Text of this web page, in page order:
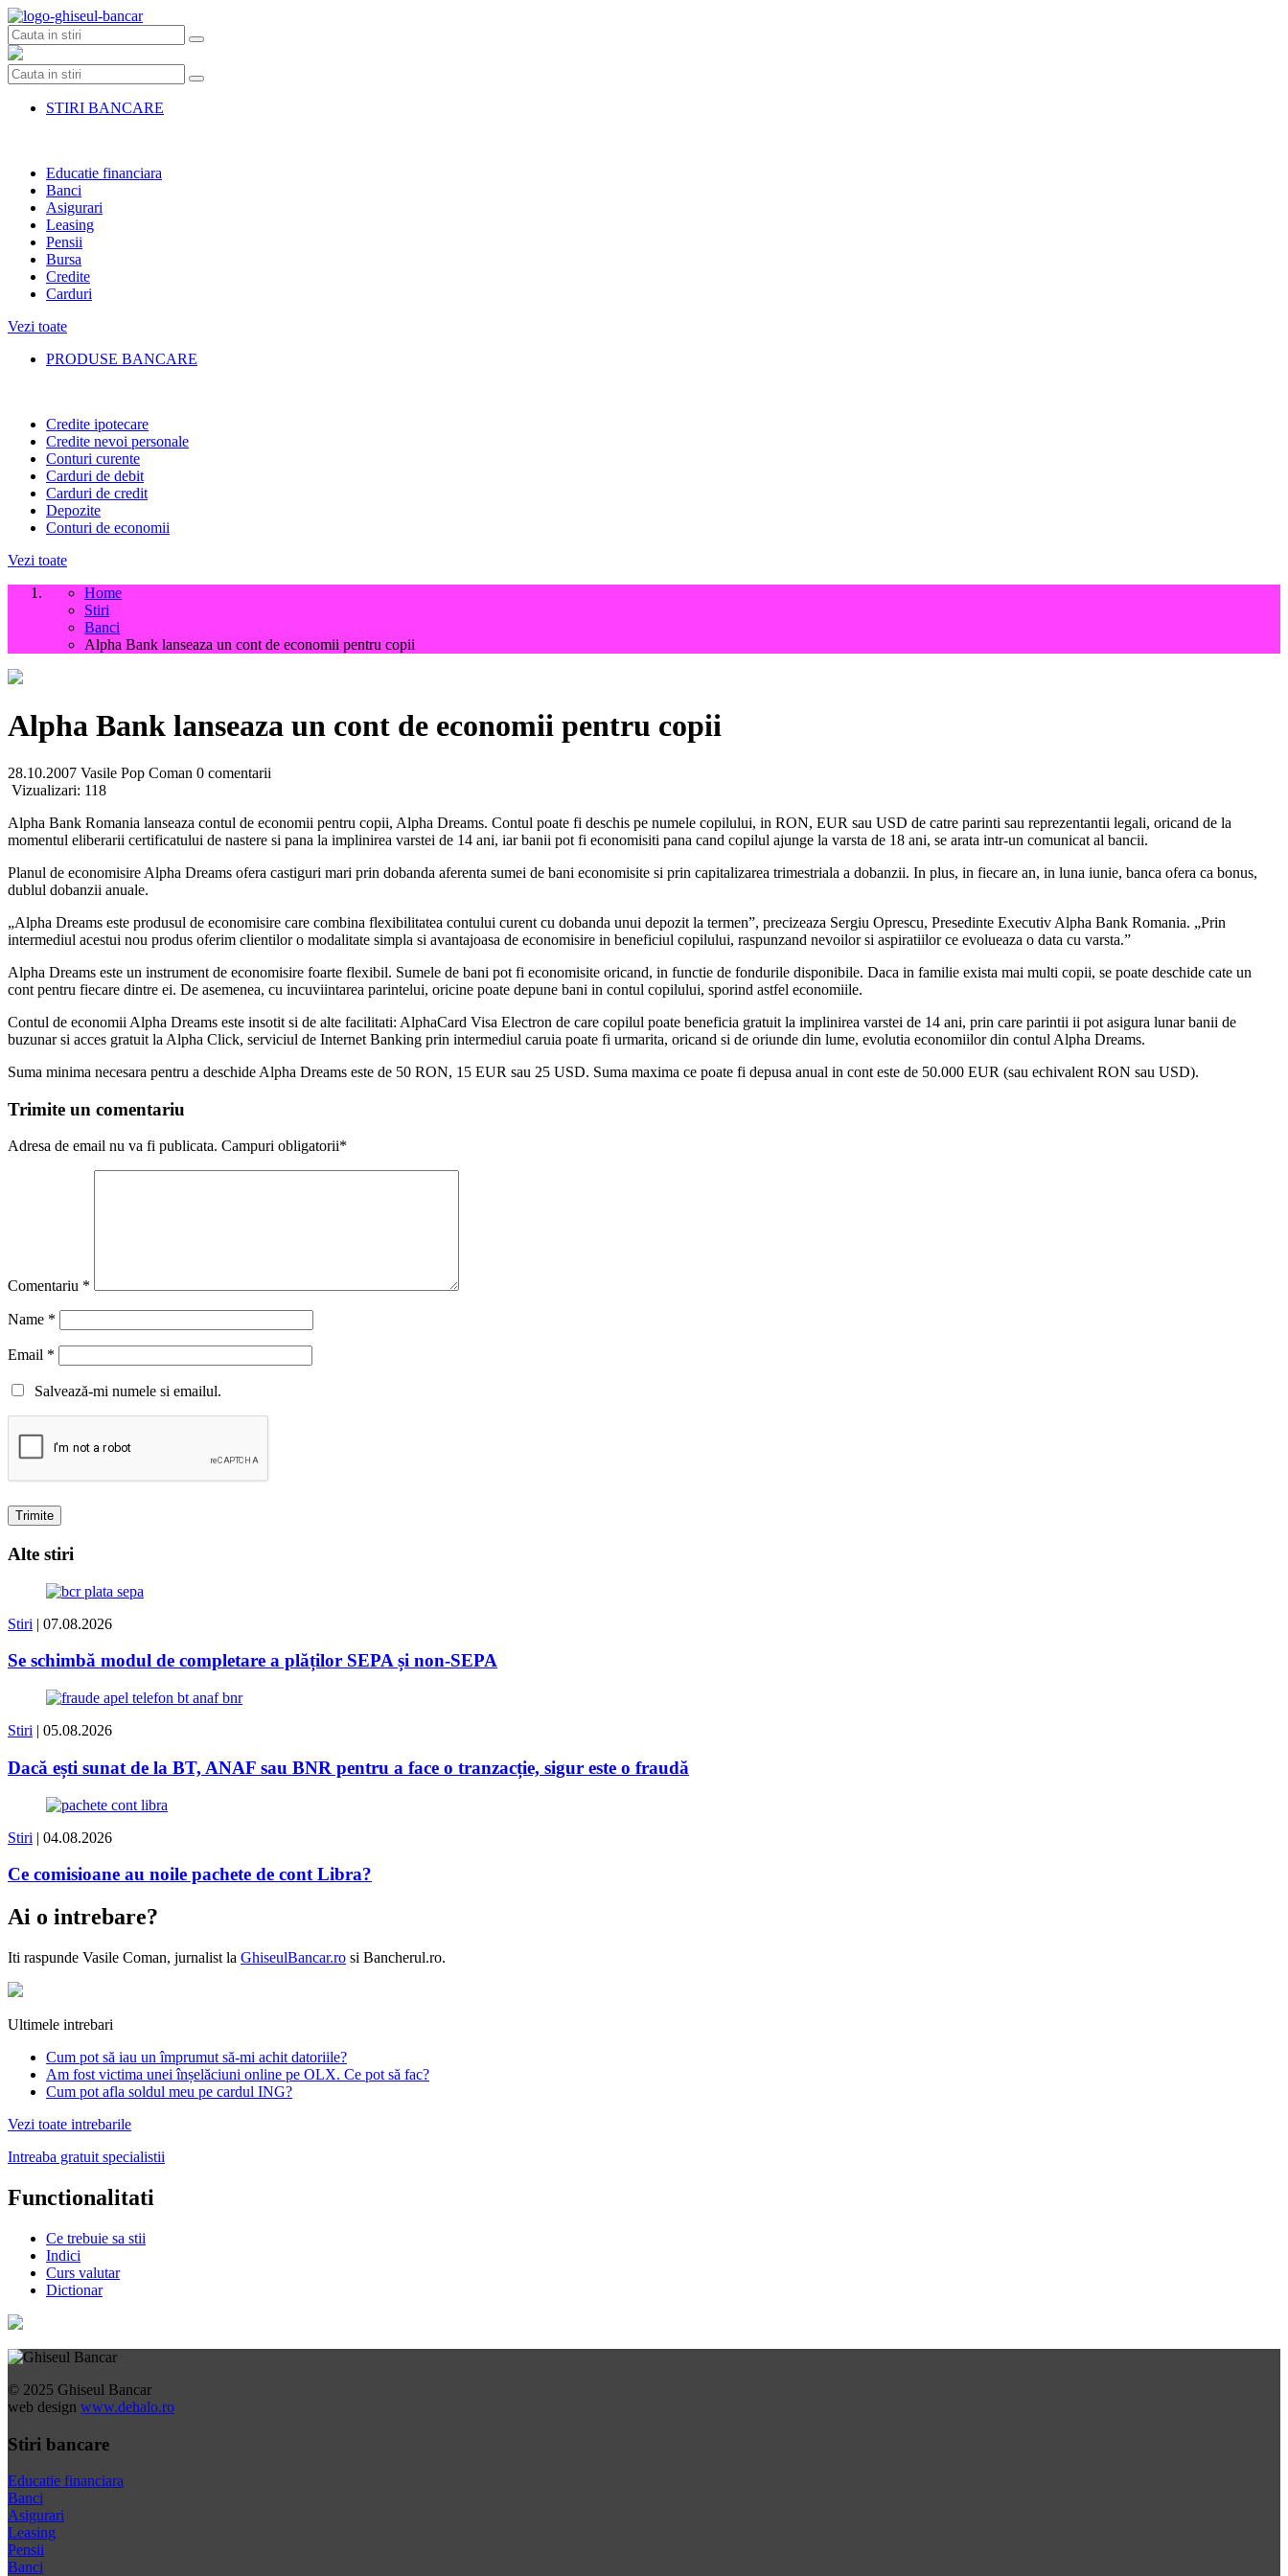
Skip
to
content
STIRI BANCARE
Educatie financiara
Banci
Asigurari
Leasing
Pensii
Bursa
Credite
Carduri
Vezi toate
PRODUSE BANCARE
Credite ipotecare
Credite nevoi personale
Conturi curente
Carduri de debit
Carduri de credit
Depozite
Conturi de economii
Vezi toate
Home
Stiri
Banci
Alpha Bank lanseaza un cont de economii pentru copii
Alpha Bank lanseaza un cont de economii pentru copii
28.10.2007 Vasile Pop Coman 0 comentarii
Vizualizari: 118
Alpha Bank Romania lanseaza contul de economii pentru copii, Alpha Dreams. Contul poate fi deschis pe numele copilului, in RON, EUR sau USD de catre parinti sau reprezentantii legali, oricand de la
momentul eliberarii certificatului de nastere si pana la implinirea varstei de 14 ani, iar banii pot fi economisiti pana cand copilul ajunge la varsta de 18 ani, se arata intr-un comunicat al bancii.
Planul de economisire Alpha Dreams ofera castiguri mari prin dobanda aferenta sumei de bani economisite si prin capitalizarea trimestriala a dobanzii. In plus, in fiecare an, in luna iunie, banca ofera ca bonus,
dublul dobanzii anuale.
„Alpha Dreams este produsul de economisire care combina flexibilitatea contului curent cu dobanda unui depozit la termen”, precizeaza Sergiu Oprescu, Presedinte Executiv Alpha Bank Romania. „Prin
intermediul acestui nou produs oferim clientilor o modalitate simpla si avantajoasa de economisire in beneficiul copilului, raspunzand nevoilor si aspiratiilor ce evolueaza o data cu varsta.”
Alpha Dreams este un instrument de economisire foarte flexibil. Sumele de bani pot fi economisite oricand, in functie de fondurile disponibile. Daca in familie exista mai multi copii, se poate deschide cate un
cont pentru fiecare dintre ei. De asemenea, cu incuviintarea parintelui, oricine poate depune bani in contul copilului, sporind astfel economiile.
Contul de economii Alpha Dreams este insotit si de alte facilitati: AlphaCard Visa Electron de care copilul poate beneficia gratuit la implinirea varstei de 14 ani, prin care parintii ii pot asigura lunar banii de
buzunar si acces gratuit la Alpha Click, serviciul de Internet Banking prin intermediul caruia poate fi urmarita, oricand si de oriunde din lume, evolutia economiilor din contul Alpha Dreams.
Suma minima necesara pentru a deschide Alpha Dreams este de 50 RON, 15 EUR sau 25 USD. Suma maxima ce poate fi depusa anual in cont este de 50.000 EUR (sau echivalent RON sau USD).
Trimite un comentariu
Adresa de email nu va fi publicata. Campuri obligatorii*
Comentariu *
Name *
Email *
Salvează-mi numele si emailul.
Alte stiri
Stiri | 07.08.2026
Se schimbă modul de completare a plăților SEPA și non-SEPA
Stiri | 05.08.2026
Dacă ești sunat de la BT, ANAF sau BNR pentru a face o tranzacție, sigur este o fraudă
Stiri | 04.08.2026
Ce comisioane au noile pachete de cont Libra?
Ai o intrebare?
Iti raspunde Vasile Coman, jurnalist la GhiseulBancar.ro si Bancherul.ro.
Ultimele intrebari
Cum pot să iau un împrumut să-mi achit datoriile?
Am fost victima unei înșelăciuni online pe OLX. Ce pot să fac?
Cum pot afla soldul meu pe cardul ING?
Vezi toate intrebarile
Intreaba gratuit specialistii
Functionalitati
Ce trebuie sa stii
Indici
Curs valutar
Dictionar
© 2025 Ghiseul Bancar
web design www.dehalo.ro
Stiri bancare
Educatie financiara
Banci
Asigurari
Leasing
Pensii
Banci